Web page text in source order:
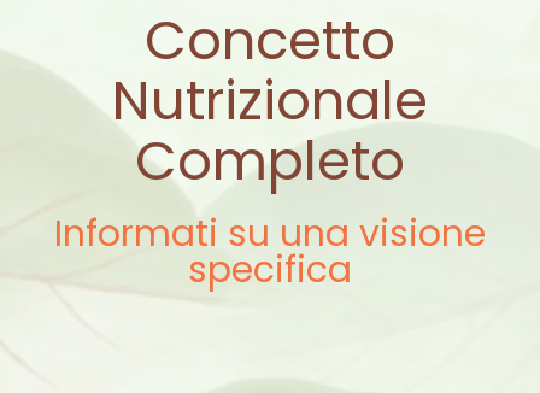
Concetto
Nutrizionale
Completo
Informati su una visione
specifica